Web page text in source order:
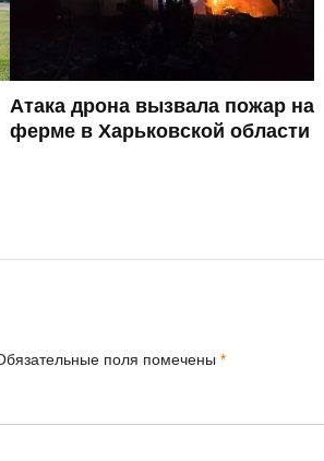
Атака дрона вызвала пожар на
ферме в Харьковской области
поля помечены *